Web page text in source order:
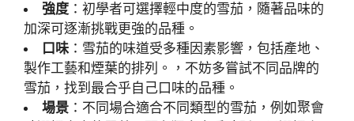
強度 ：初學者可選擇輕中度的雪茄，隨著品味的
加深可逐漸挑戰更強的品種。
口味 ：雪茄的味道受多種因素影響，包括產地、
製作工藝和煙葉的排列。，不妨多嘗試不同品牌的
雪茄，找到最合乎自己口味的品種。
場景 ：不同場合適合不同類型的雪茄，例如聚會